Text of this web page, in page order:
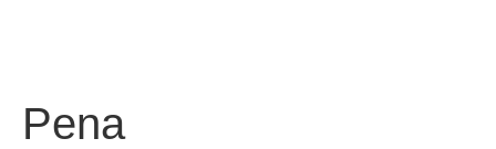
Pena